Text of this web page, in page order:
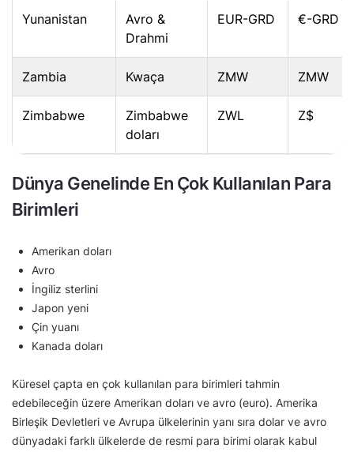
Yunanistan
Avro &
Drahmi
EUR-GRD €-GRD
Zambia Kwaça ZMW ZMW
Zimbabwe
Zimbabwe
doları
ZWL Z$
Dünya Genelinde En Çok Kullanılan Para
Birimleri
Amerikan doları
Avro
İngiliz sterlini
Japon yeni
Çin yuanı
Kanada doları
Küresel çapta en çok kullanılan para birimleri tahmin
edebileceğin üzere Amerikan doları ve avro (euro). Amerika
Birleşik Devletleri ve Avrupa ülkelerinin yanı sıra dolar ve avro
dünyadaki farklı ülkelerde de resmi para birimi olarak kabul